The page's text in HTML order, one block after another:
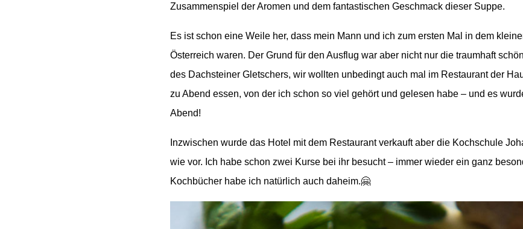
Zusammenspiel der Aromen und dem fantastischen Geschmack dieser Suppe.
Es ist schon eine Weile her, dass mein Mann und ich zum ersten Mal in dem
Österreich waren. Der Grund für den Ausflug war aber nicht nur die traumhaft
des Dachsteiner Gletschers, wir wollten unbedingt auch mal im Restaurant der
zu Abend essen, von der ich schon so viel gehört und gelesen habe – und es
Abend!
Inzwischen wurde das Hotel mit dem Restaurant verkauft aber die Kochschule
wie vor. Ich habe schon zwei Kurse bei ihr besucht – immer wieder ein ganz
Kochbücher habe ich natürlich auch daheim.🤗